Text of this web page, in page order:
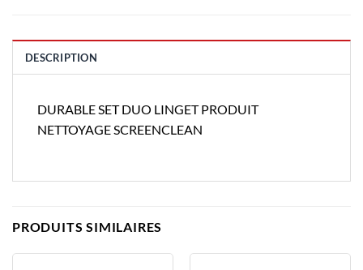
DESCRIPTION
DURABLE SET DUO LINGET PRODUIT
NETTOYAGE SCREENCLEAN
PRODUITS SIMILAIRES